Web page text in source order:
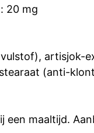
20 mg
artisjok-
(anti-
een maaltijd.